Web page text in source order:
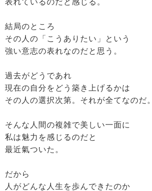
結局のところ
その人の「こうありたい」という
強い意志の表れなのだと思う。
過去がどうであれ
現在の自分をどう築き上げるかは
その人の選択次第。それが全てなのだ。
そんな人間の複雑で美しい一面に
私は魅力を感じるのだと
最近氣ついた。
だから
人がどんな人生を歩んできたのか